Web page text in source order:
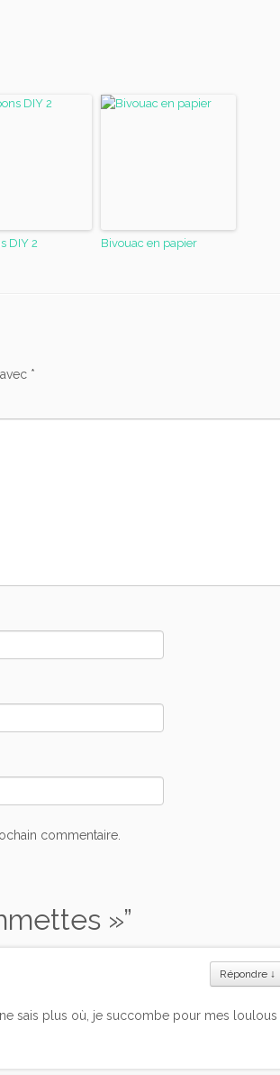
DIY 2 Bivouac en papier
*
commentaire.
»”
Répondre ↓
sais plus où, je succombe pour mes loulous